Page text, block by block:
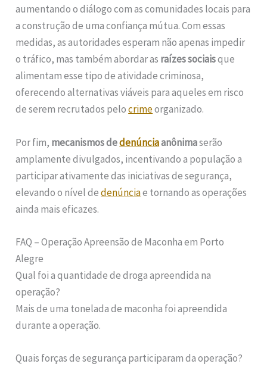
aumentando o diálogo com as comunidades locais para
a construção de uma confiança mútua. Com essas
medidas, as autoridades esperam não apenas impedir
o tráfico, mas também abordar as raízes sociaisque
alimentam esse tipo de atividade criminosa,
oferecendo alternativas viáveis para aqueles em risco
de serem recrutados pelocrimeorganizado.
Por fim, mecanismos dedenúnciaanônimaserão
amplamente divulgados, incentivando a população a
participar ativamente das iniciativas de segurança,
elevando o nível dedenúnciae tornando as operações
ainda mais eficazes.
FAQ – Operação Apreensão de Maconha em Porto
Alegre
Qual foi a quantidade de droga apreendida na
operação?
Mais de uma tonelada de maconha foi apreendida
durante a operação.
Quais forças de segurança participaram da operação?